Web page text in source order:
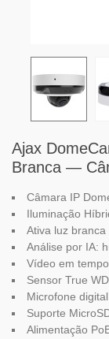
Ajax
Branca —
Câmara IP
Iluminação
Ativa luz branca
Análise por IA:
Vídeo em
Sensor True
Microfone
Suporte
Alimentação